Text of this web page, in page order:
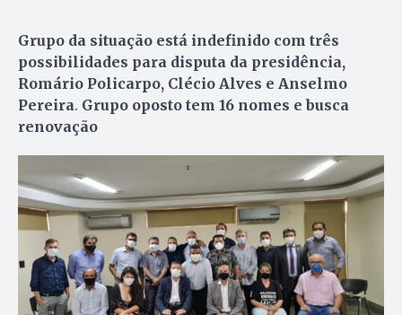
Grupo da situação está indefinido com três
possibilidades para disputa da presidência,
Romário Policarpo, Clécio Alves e Anselmo
Pereira. Grupo oposto tem 16 nomes e busca
renovação